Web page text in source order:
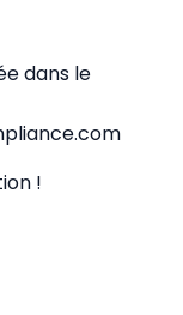
dans le
!